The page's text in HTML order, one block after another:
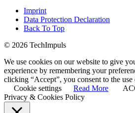
Imprint
Data Protection Declaration
Back To Top
© 2026 TechImpuls
We use cookies on our website to give
experience by remembering your
clicking “Accept”, you consent to the
Cookie settings
Read More
Privacy & Cookies Policy